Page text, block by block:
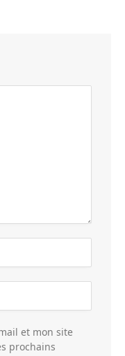
et mon site
prochains